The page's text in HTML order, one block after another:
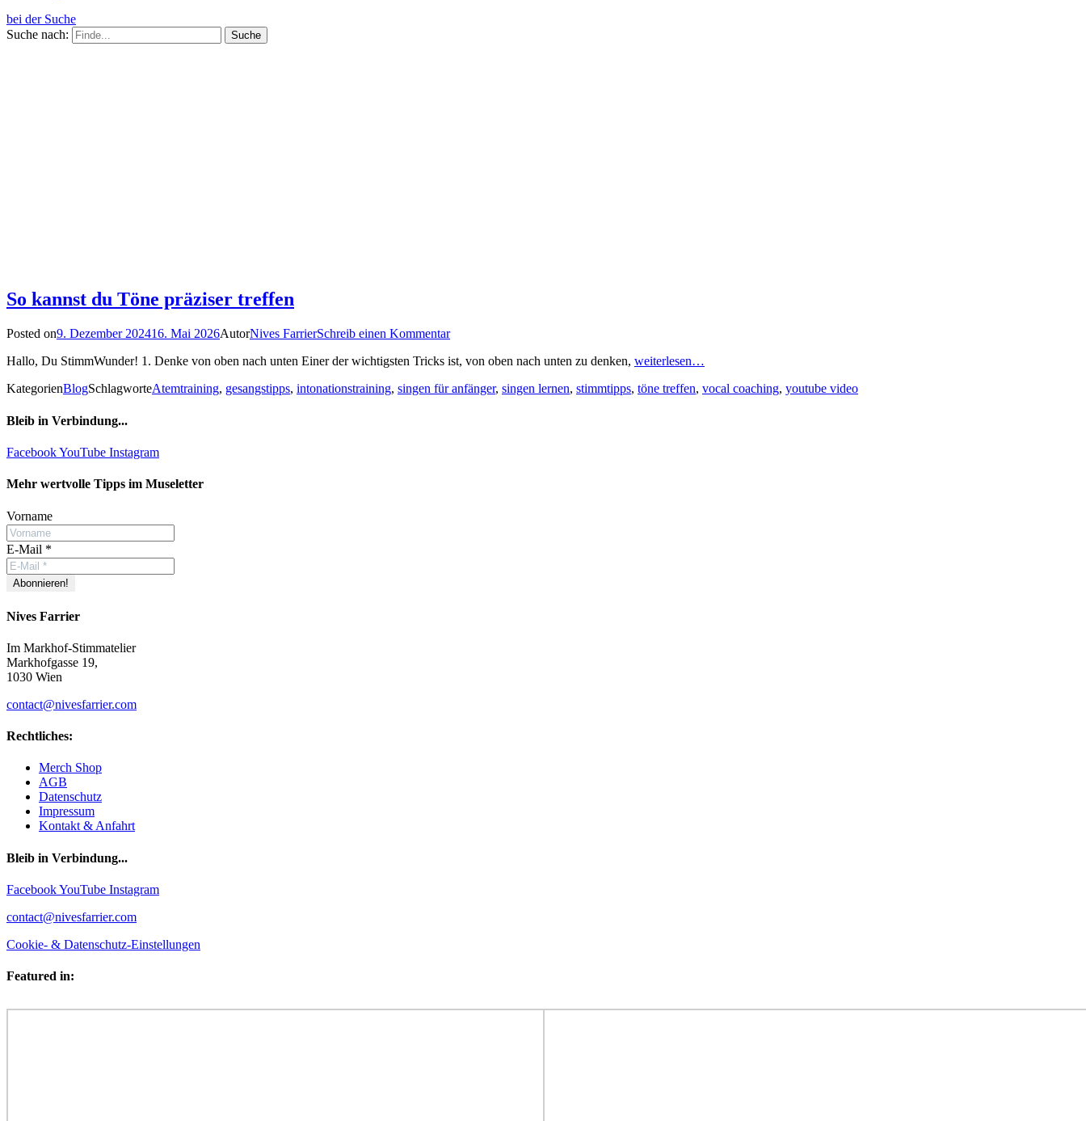
bei der Suche
Suche nach:
So kannst du Töne präziser treffen
Posted on9. Dezember 202416. Mai 2026AutorNives FarrierSchreib einen Kommentar
Hallo, Du StimmWunder! 1. Denke von oben nach unten Einer der wichtigsten Tricks ist, von oben nach unten zu denken, weiterlesen…
KategorienBlogSchlagworteAtemtraining, gesangstipps, intonationstraining, singen für anfänger, singen lernen, stimmtipps, töne treffen, vocal coaching, youtube video
Bleib in Verbindung...
FacebookYouTube Instagram
Mehr wertvolle Tipps im Museletter
Vorname
E-Mail *
Nives Farrier
Im Markhof-Stimmatelier
Markhofgasse 19,
1030 Wien
contact@nivesfarrier.com
Rechtliches:
Merch Shop
AGB
Datenschutz
Impressum
Kontakt & Anfahrt
Bleib in Verbindung...
FacebookYouTube Instagram
contact@nivesfarrier.com
Cookie- & Datenschutz-Einstellungen
Featured in: